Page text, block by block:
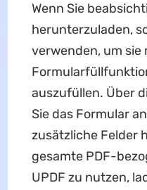
Wenn Sie
herunterzuladen,
verwenden, um sie
auszufüllen. Über
Sie das Formular
zusätzliche Felder
gesamte PDF-
UPDF zu nutzen,